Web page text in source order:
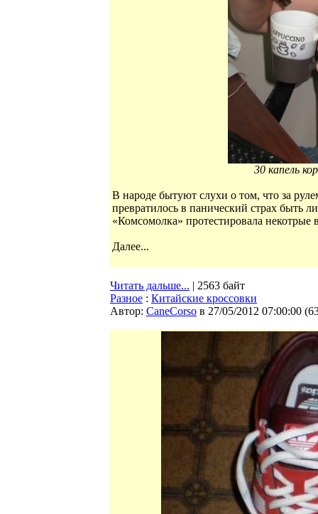
30 капель
В народе бытуют слухи о том, что за
превратилось в панический страх быть
«Комсомолка» протестировала некотрые
Далее...
Читать дальше... | 2563 байт
Разное : Китайские кроссовки
Автор: CaneCorso в 27/05/2012 07:00:00 (